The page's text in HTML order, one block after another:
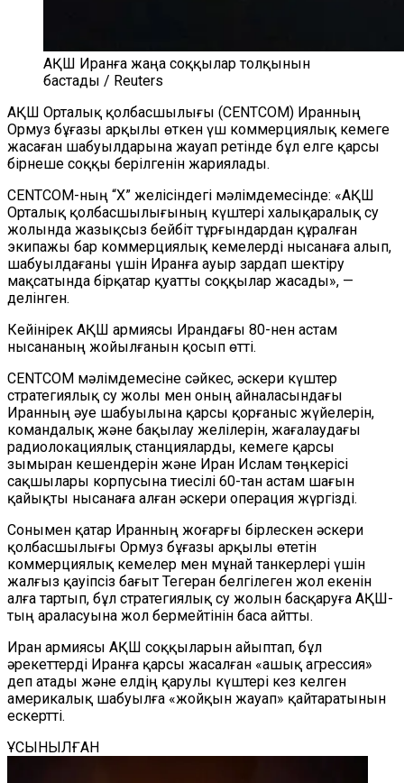
АҚШ Иранға жаңа соққылар толқынын
бастады / Reuters
АҚШ Орталық қолбасшылығы (CENTCOM) Иранның
Ормуз бұғазы арқылы өткен үш коммерциялық кемеге
жасаған шабуылдарына жауап ретінде бұл елге қарсы
бірнеше соққы берілгенін жариялады.
CENTCOM-ның “Х” желісіндегі мәлімдемесінде: «АҚШ
Орталық қолбасшылығының күштері халықаралық су
жолында жазықсыз бейбіт тұрғындардан құралған
экипажы бар коммерциялық кемелерді нысанаға алып,
шабуылдағаны үшін Иранға ауыр зардап шектіру
мақсатында бірқатар қуатты соққылар жасады», —
делінген.
Кейінірек АҚШ армиясы Ирандағы 80-нен астам
нысананың жойылғанын қосып өтті.
CENTCOM мәлімдемесіне сәйкес, әскери күштер
стратегиялық су жолы мен оның айналасындағы
Иранның әуе шабуылына қарсы қорғаныс жүйелерін,
командалық және бақылау желілерін, жағалаудағы
радиолокациялық станцияларды, кемеге қарсы
зымыран кешендерін және Иран Ислам төңкерісі
сақшылары корпусына тиесілі 60-тан астам шағын
қайықты нысанаға алған әскери операция жүргізді.
Сонымен қатар Иранның жоғарғы бірлескен әскери
қолбасшылығы Ормуз бұғазы арқылы өтетін
коммерциялық кемелер мен мұнай танкерлері үшін
жалғыз қауіпсіз бағыт Тегеран белгілеген жол екенін
алға тартып, бұл стратегиялық су жолын басқаруға АҚШ-
тың араласуына жол бермейтінін баса айтты.
Иран армиясы АҚШ соққыларын айыптап, бұл
әрекеттерді Иранға қарсы жасалған «ашық агрессия»
деп атады және елдің қарулы күштері кез келген
америкалық шабуылға «жойқын жауап» қайтаратынын
ескертті.
ҰСЫНЫЛҒАН